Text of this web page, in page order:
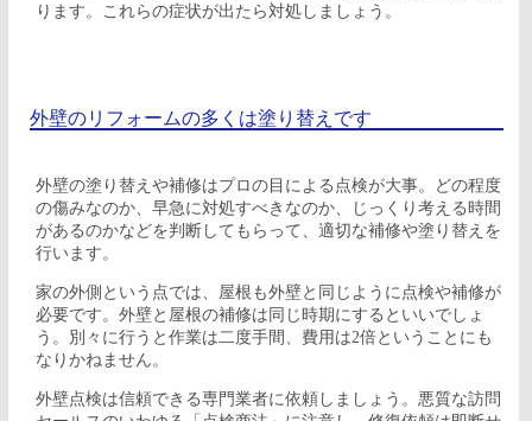
ります。これらの症状が出たら対処しましょう。
外壁のリフォームの多くは塗り替えです
外壁の塗り替えや補修はプロの目による点検が大事。どの程度
の傷みなのか、早急に対処すべきなのか、じっくり考える時間
があるのかなどを判断してもらって、適切な補修や塗り替えを
行います。
家の外側という点では、屋根も外壁と同じように点検や補修が
必要です。外壁と屋根の補修は同じ時期にするといいでしょ
う。別々に行うと作業は二度手間、費用は2倍ということにも
なりかねません。
外壁点検は信頼できる専門業者に依頼しましょう。悪質な訪問